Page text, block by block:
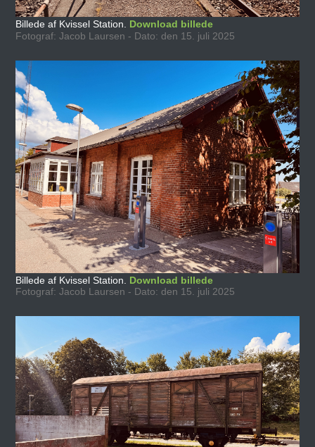
Billede af Kvissel Station. Download billede
Fotograf: Jacob Laursen - Dato: den 15. juli 2025
Billede af Kvissel Station. Download billede
Fotograf: Jacob Laursen - Dato: den 15. juli 2025